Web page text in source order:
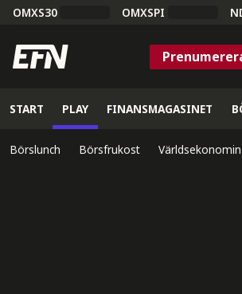
OMXS30 OMXSPI
START PLAY FINANSMAGASINET
Börslunch Börsfrukost Världsekonomin